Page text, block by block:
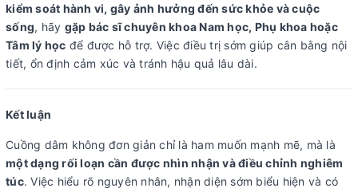
kiểm soát hành vi, gây ảnh hưởng đến sức khỏe và cuộc
sống, hãy gặp bác sĩ chuyên khoa Nam học, Phụ khoa hoặc
Tâm lý học để được hỗ trợ. Việc điều trị sớm giúp cân bằng nội
tiết, ổn định cảm xúc và tránh hậu quả lâu dài.
Kết luận
Cuồng dâm không đơn giản chỉ là ham muốn mạnh mẽ, mà là
một dạng rối loạn cần được nhìn nhận và điều chỉnh nghiêm
túc. Việc hiểu rõ nguyên nhân, nhận diện sớm biểu hiện và có